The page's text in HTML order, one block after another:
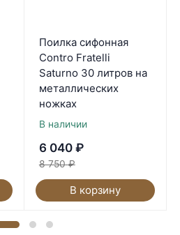
Поилка сифонная
Contro Fratelli
Saturno 30 литров на
металлических
ножках
В наличии
6 040 ₽
8 750 ₽
В корзину